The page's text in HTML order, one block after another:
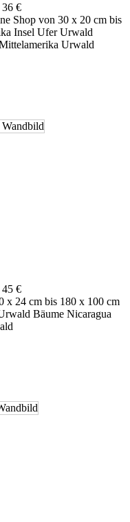
36 €
Shop von 30 x 20 cm bis
Insel Ufer Urwald
Urwald
45 €
x 24 cm bis 180 x 100 cm
Bäume Nicaragua